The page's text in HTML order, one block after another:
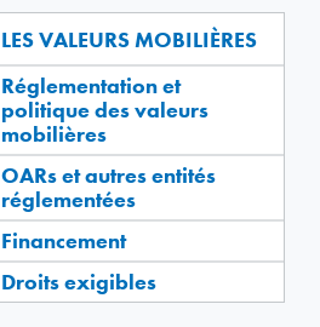
LES VALEURS MOBILIÈRES
Réglementation et
politique des valeurs
mobilières
OARs et autres entités
réglementées
Financement
Droits exigibles